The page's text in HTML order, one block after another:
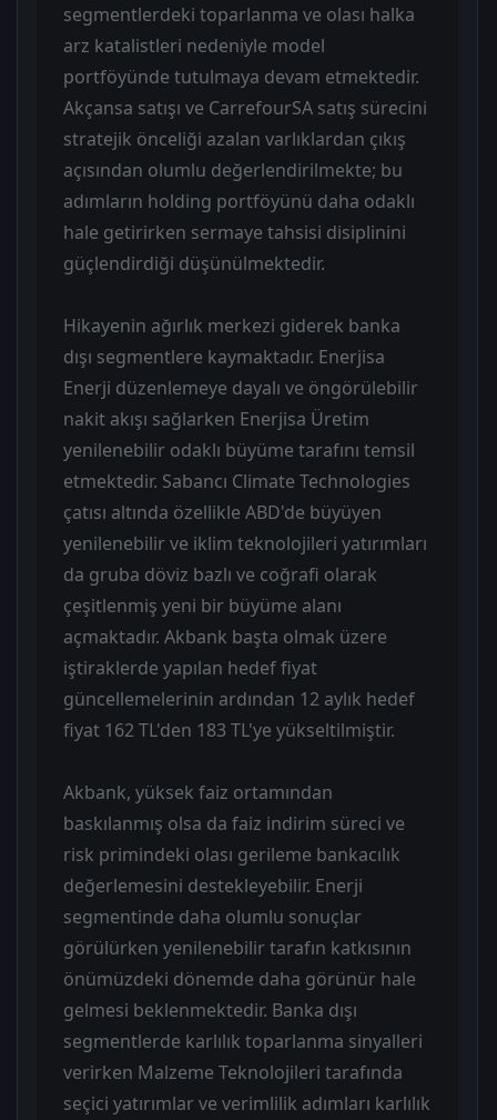
segmentlerdeki toparlanma ve olası halka
arz katalistleri nedeniyle model
portföyünde tutulmaya devam etmektedir.
Akçansa satışı ve CarrefourSA satış sürecini
stratejik önceliği azalan varlıklardan çıkış
açısından olumlu değerlendirilmekte; bu
adımların holding portföyünü daha odaklı
hale getirirken sermaye tahsisi disiplinini
güçlendirdiği düşünülmektedir.
Hikayenin ağırlık merkezi giderek banka
dışı segmentlere kaymaktadır. Enerjisa
Enerji düzenlemeye dayalı ve öngörülebilir
nakit akışı sağlarken Enerjisa Üretim
yenilenebilir odaklı büyüme tarafını temsil
etmektedir. Sabancı Climate Technologies
çatısı altında özellikle ABD'de büyüyen
yenilenebilir ve iklim teknolojileri yatırımları
da gruba döviz bazlı ve coğrafi olarak
çeşitlenmiş yeni bir büyüme alanı
açmaktadır. Akbank başta olmak üzere
iştiraklerde yapılan hedef fiyat
güncellemelerinin ardından 12 aylık hedef
fiyat 162 TL'den 183 TL'ye yükseltilmiştir.
Akbank, yüksek faiz ortamından
baskılanmış olsa da faiz indirim süreci ve
risk primindeki olası gerileme bankacılık
değerlemesini destekleyebilir. Enerji
segmentinde daha olumlu sonuçlar
görülürken yenilenebilir tarafın katkısının
önümüzdeki dönemde daha görünür hale
gelmesi beklenmektedir. Banka dışı
segmentlerde karlılık toparlanma sinyalleri
verirken Malzeme Teknolojileri tarafında
seçici yatırımlar ve verimlilik adımları karlılık